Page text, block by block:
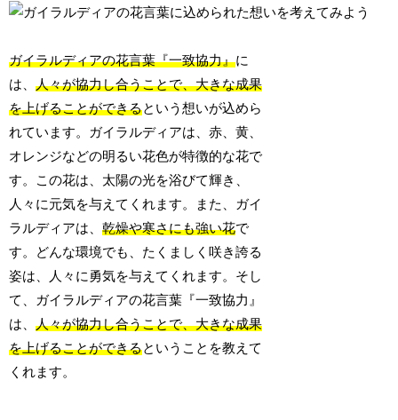
ガイラルディアの花言葉『一致協力』に
は、人々が協力し合うことで、大きな成果
を上げることができるという想いが込めら
れています。ガイラルディアは、赤、黄、
オレンジなどの明るい花色が特徴的な花で
す。この花は、太陽の光を浴びて輝き、
人々に元気を与えてくれます。また、ガイ
ラルディアは、乾燥や寒さにも強い花で
す。どんな環境でも、たくましく咲き誇る
姿は、人々に勇気を与えてくれます。そし
て、ガイラルディアの花言葉『一致協力』
は、人々が協力し合うことで、大きな成果
を上げることができるということを教えて
くれます。